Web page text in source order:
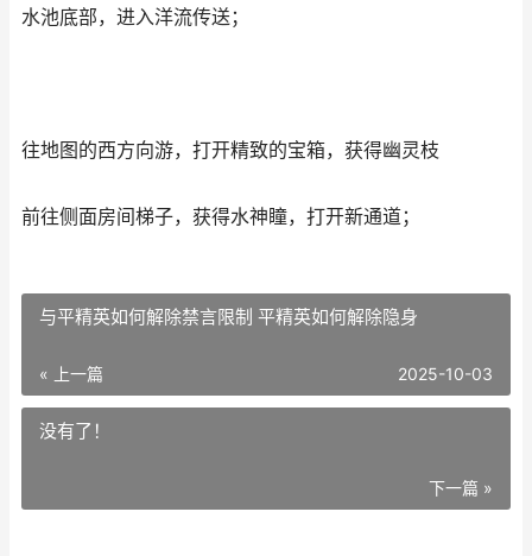
水池底部，进入洋流传送；
往地图的西方向游，打开精致的宝箱，获得幽灵枝
前往侧面房间梯子，获得水神瞳，打开新通道；
与平精英如何解除禁言限制 平精英如何解除隐身
« 上一篇 2025-10-03
没有了！
下一篇 »